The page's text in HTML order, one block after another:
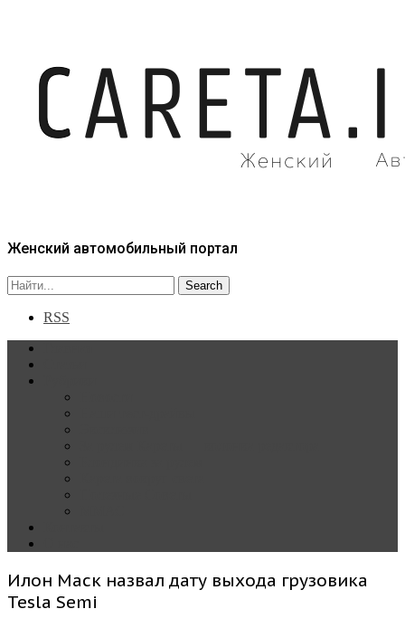
Женский автомобильный портал
RSS
Илон Маск назвал дату выхода грузовика
Tesla Semi